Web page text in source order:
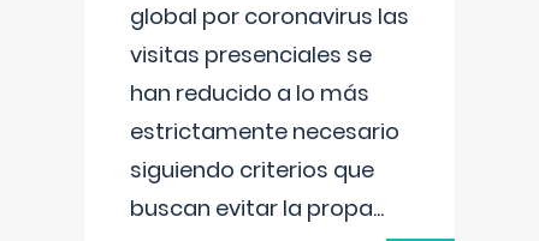
global por coronavirus las
visitas presenciales se
han reducido a lo más
estrictamente necesario
siguiendo criterios que
buscan evitar la propa...